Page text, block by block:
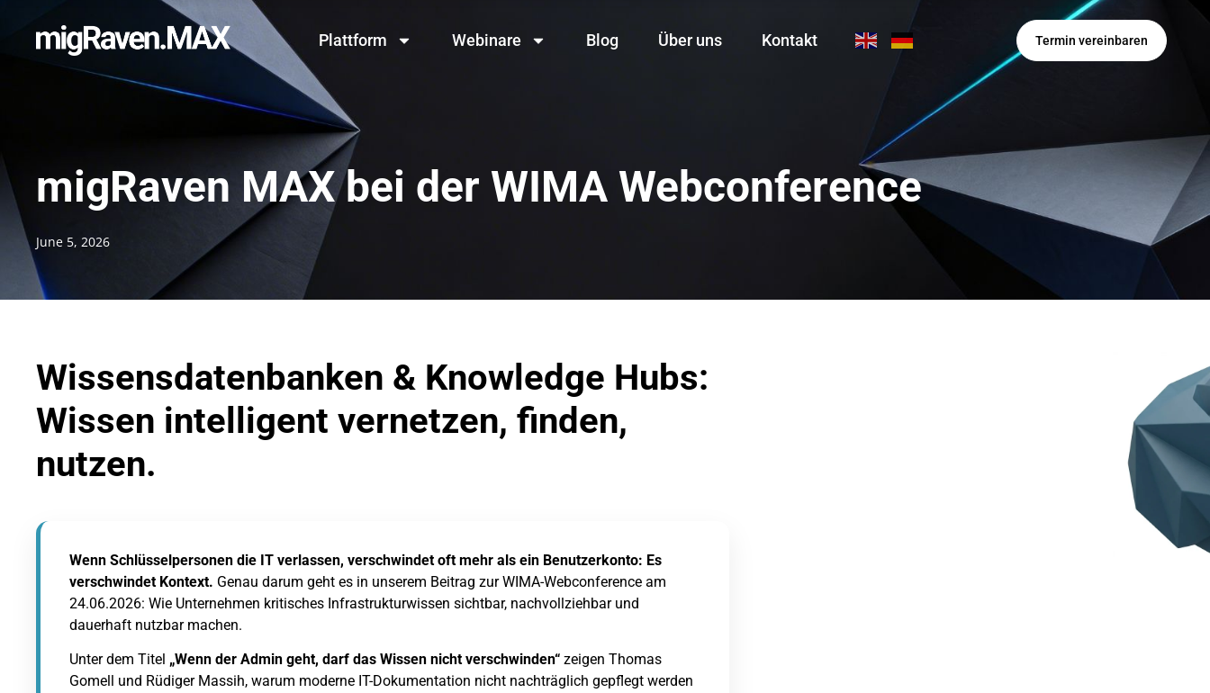
Plattform Webinare Blog Über uns Kontakt Termin vereinbaren
migRaven MAX bei der WIMA Webconference
June 5, 2026
Wissensdatenbanken & Knowledge Hubs:
Wissen intelligent vernetzen, finden,
nutzen.
Wenn Schlüsselpersonen die IT verlassen, verschwindet oft mehr als ein Benutzerkonto: Es
verschwindet Kontext. Genau darum geht es in unserem Beitrag zur WIMA-Webconference am
24.06.2026: Wie Unternehmen kritisches Infrastrukturwissen sichtbar, nachvollziehbar und
dauerhaft nutzbar machen.
Unter dem Titel „Wenn der Admin geht, darf das Wissen nicht verschwinden“ zeigen Thomas
Gomell und Rüdiger Massih, warum moderne IT-Dokumentation nicht nachträglich gepflegt werden